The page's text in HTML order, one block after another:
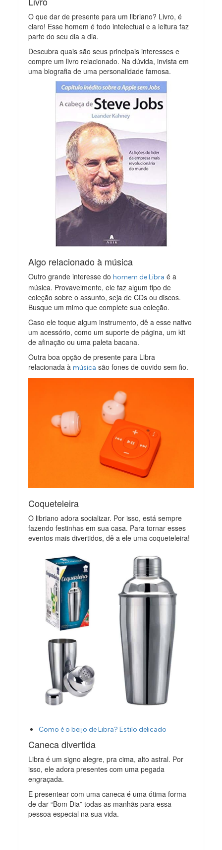
O que dar de presente para um libriano? Livro, é
claro! Esse homem é todo intelectual e a leitura faz
parte do seu dia a dia.
Descubra quais são seus principais interesses e
compre um livro relacionado. Na dúvida, invista em
uma biografia de uma personalidade famosa.
Algo relacionado à música
Outro grande interesse dohomem de Libra é a
música. Provavelmente, ele faz algum tipo de
coleção sobre o assunto, seja de CDs ou discos.
Busque um mimo que complete sua coleção.
Caso ele toque algum instrumento, dê a esse nativo
um acessório, como um suporte de página, um kit
de afinação ou uma paleta bacana.
Outra boa opção de presente para Libra
relacionada àmúsica são fones de ouvido sem fio.
Coqueteleira
O libriano adora socializar. Por isso, está sempre
fazendo festinhas em sua casa. Para tornar esses
eventos mais divertidos, dê a ele uma coqueteleira!
Como é o beijo de Libra? Estilo delicado
Caneca divertida
Libra é um signo alegre, pra cima, alto astral. Por
isso, ele adora presentes com uma pegada
engraçada.
E presentear com uma caneca é uma ótima forma
de dar “Bom Dia” todas as manhãs para essa
pessoa especial na sua vida.